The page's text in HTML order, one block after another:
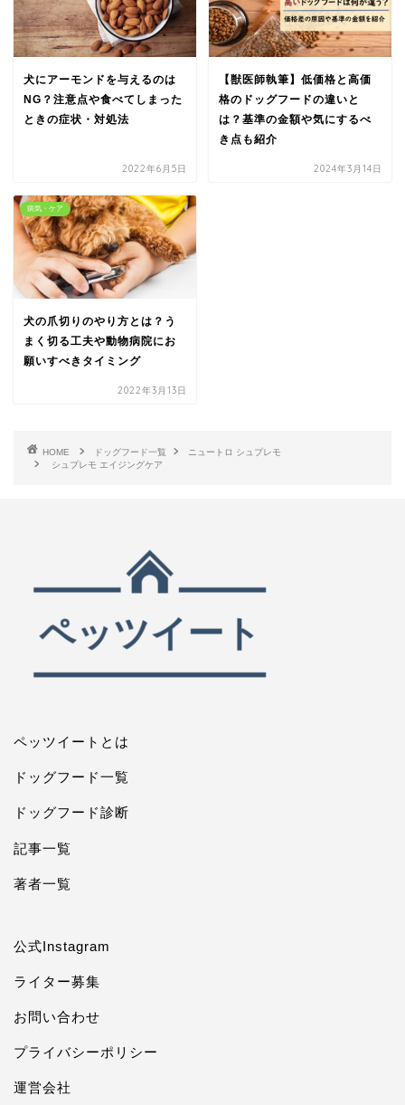
犬にアーモンドを与えるのは
NG？注意点や食べてしまった
ときの症状・対処法
2022年6月5日
【獣医師執筆】低価格と高価
格のドッグフードの違いと
は？基準の金額や気にするべ
き点も紹介
2024年3月14日
病気・ケア
犬の爪切りのやり方とは？う
まく切る工夫や動物病院にお
願いすべきタイミング
2022年3月13日
HOME ドッグフード一覧
ニュートロ シュプレモ
シュプレモ エイジングケア
ペッツイートとは
ドッグフード一覧
ドッグフード診断
記事一覧
著者一覧
公式Instagram
ライター募集
お問い合わせ
プライバシーポリシー
運営会社